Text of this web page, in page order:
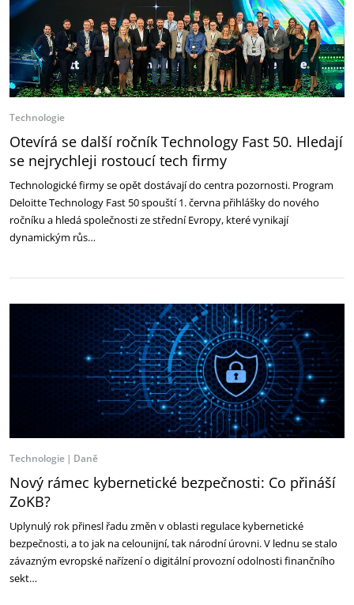
Technologie
Otevírá se další ročník Technology Fast 50. Hledají
se nejrychleji rostoucí tech firmy
Technologické firmy se opět dostávají do centra pozornosti. Program
Deloitte Technology Fast 50 spouští 1. června přihlášky do nového
ročníku a hledá společnosti ze střední Evropy, které vynikají
dynamickým růs…
Technologie Daně
Nový rámec kybernetické bezpečnosti: Co přináší
ZoKB?
Uplynulý rok přinesl řadu změn v oblasti regulace kybernetické
bezpečnosti, a to jak na celounijní, tak národní úrovni. V lednu se stalo
závazným evropské nařízení o digitální provozní odolnosti finančního
sekt…